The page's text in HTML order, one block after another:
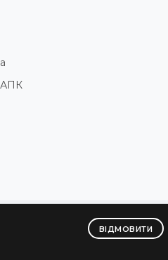
ВІДМОВИТИ
АПК